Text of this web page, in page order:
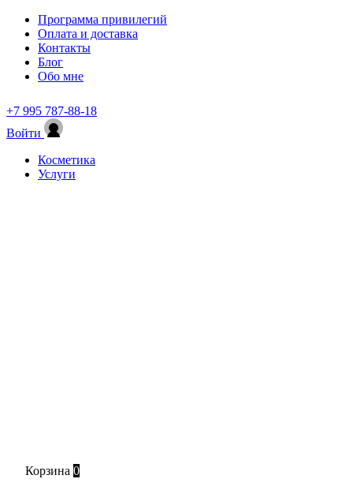
Программа привилегий
Оплата и доставка
Контакты
Блог
Обо мне
+7 995 787-88-18
Войти
Косметика
Услуги
Корзина 0